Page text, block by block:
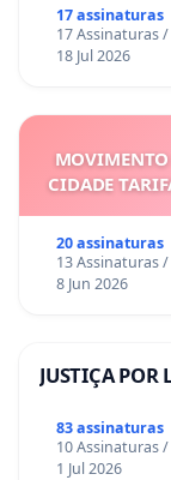
17 assinaturas
17 Assinaturas
18 Jul 2026
MOVIMENTO
CIDADE
20 assinaturas
13 Assinaturas
8 Jun 2026
JUSTIÇA POR
83 assinaturas
10 Assinaturas
1 Jul 2026